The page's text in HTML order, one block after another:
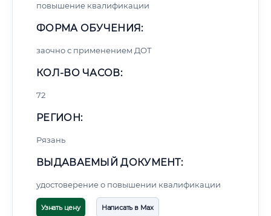
повышение квалификации
ФОРМА ОБУЧЕНИЯ:
заочно с применением ДОТ
КОЛ-ВО ЧАСОВ:
72
РЕГИОН:
Рязань
ВЫДАВАЕМЫЙ ДОКУМЕНТ:
удостоверение о повышении квалификации
Узнать цену Написать в Max